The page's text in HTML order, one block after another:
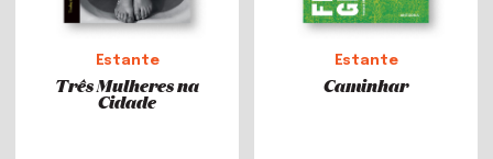
Estante
Três Mulheres na
Cidade
Estante
Caminhar